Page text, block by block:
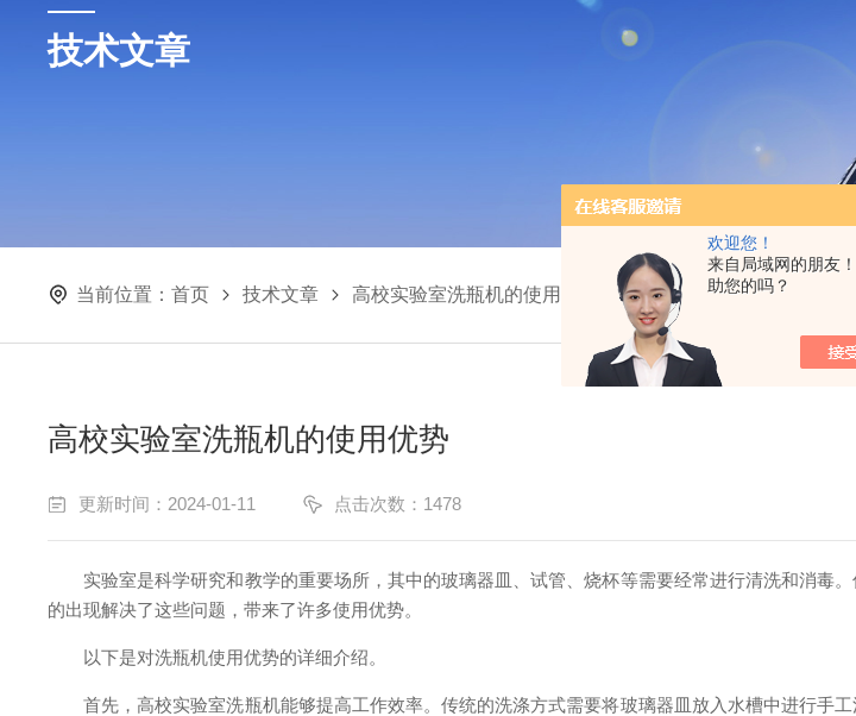
欢迎您！
来自局域网的朋友
助您的吗？
技术文章
当前位置： 首页 技术文章 高校实验室洗瓶机的使用优势
高校实验室洗瓶机的使用优势
更新时间：2024-01-11 点击次数：1478
实验室是科学研究和教学的重要场所，其中的玻璃器皿、试管、烧杯等需要经常进行清洗和消毒
的出现解决了这些问题，带来了许多使用优势。
以下是对洗瓶机使用优势的详细介绍。
首先，高校实验室洗瓶机能够提高工作效率。传统的洗涤方式需要将玻璃器皿放入水槽中进行手